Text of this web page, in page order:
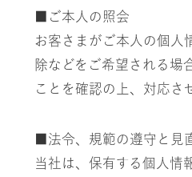
■ご本人の照会
お客さまがご本人の個人
除などをご希望される場
ことを確認の上、対応さ
■法令、規範の遵守と見
当社は、保有する個人情